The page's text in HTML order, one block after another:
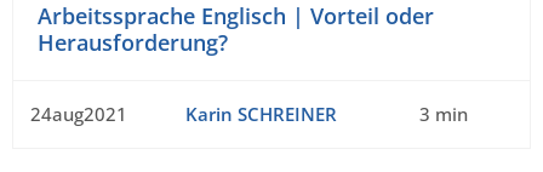
Arbeitssprache Englisch | Vorteil oder
Herausforderung?
24aug2021 Karin SCHREINER 3 min